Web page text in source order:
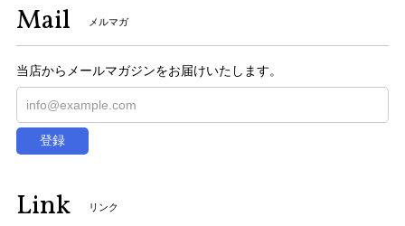
Mail メルマガ
当店からメールマガジンをお届けいたします。
登録
Link リンク